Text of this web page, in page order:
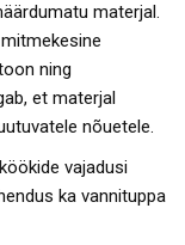
materjal.
ning
et materjal
nõuetele.
vajadusi
ka vannituppa